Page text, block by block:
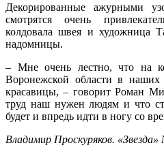
Декорированные ажурными
смотрятся очень
колдовала швея и художница
надомницы.
– Мне очень лестно, что на
Воронежской области в
красавицы, – говорит Роман
труд наш нужен людям и что
будет и впредь идти в ногу со
Владимир Проскуряков.